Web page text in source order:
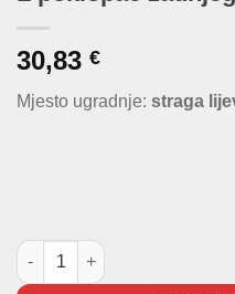
30,83 €
Mjesto ugradnje: straga
L poklopac zadnjeg branika